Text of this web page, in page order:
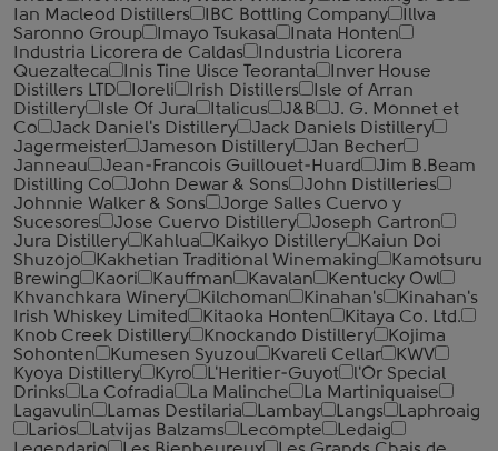
Ian Macleod Distillers
IBC Bottling Company
Illva
Saronno Group
Imayo Tsukasa
Inata Honten
Industria Licorera de Caldas
Industria Licorera
Quezalteca
Inis Tine Uisce Teoranta
Inver House
Distillers LTD
Ioreli Irish Distillers
Isle of Arran
Distillery
Isle Of Jura Italicus J&B
J. G. Monnet et
Co
Jack Daniel's Distillery
Jack Daniels Distillery
Jagermeister
Jameson Distillery
Jan Becher
Janneau
Jean-Francois Guillouet-Huard
Jim B.Beam
Distilling Co
John Dewar & Sons
John Distilleries
Johnnie Walker & Sons
Jorge Salles Cuervo y
Sucesores
Jose Cuervo Distillery
Joseph Cartron
Jura Distillery
Kahlua Kaikyo Distillery
Kaiun Doi
Shuzojo
Kakhetian Traditional Winemaking
Kamotsuru
Brewing
Kaori Kauffman Kavalan
Kentucky Owl
Khvanchkara Winery
Kilchoman Kinahan's
Kinahan's
Irish Whiskey Limited
Kitaoka Honten
Kitaya Co. Ltd.
Knob Creek Distillery
Knockando Distillery
Kojima
Sohonten
Kumesen Syuzou Kvareli Cellar
KWV
Kyoya Distillery
Kyro L'Heritier-Guyot
l'Or Special
Drinks
La Cofradia La Malinche
La Martiniquaise
Lagavulin
Lamas Destilaria Lambay Langs
Laphroaig
Larios
Latvijas Balzams Lecompte
Ledaig